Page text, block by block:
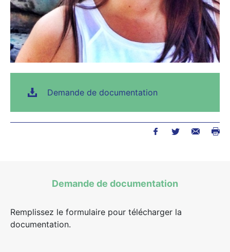
Demande de documentation
Demande de documentation
Remplissez le formulaire pour télécharger la
documentation.